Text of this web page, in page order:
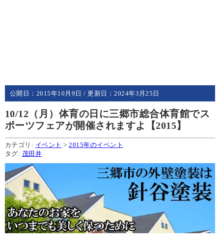
公開日： 2015年10月9日 / 更新日：2024年3月25日
10/12（月）体育の日に三郷市総合体育館でス
ポーツフェアが開催されますよ【2015】
カテゴリ: イベント >2015年のイベント
タグ: 茂田井